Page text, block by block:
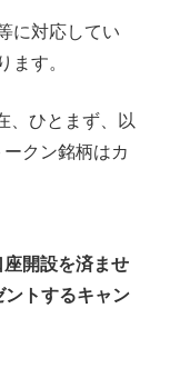
に対応してい
ます。
、ひとまず、以
クン銘柄はカ
座開設を済ませ
トするキャン